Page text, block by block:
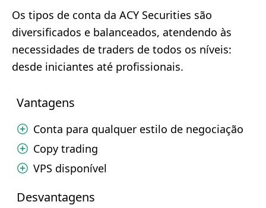
Os tipos de conta da ACY Securities são
diversificados e balanceados, atendendo às
necessidades de traders de todos os níveis:
desde iniciantes até profissionais.
Vantagens
Conta para qualquer estilo de negociação
Copy trading
VPS disponível
Desvantagens